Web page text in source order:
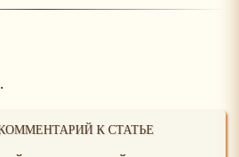
К СТАТЬЕ